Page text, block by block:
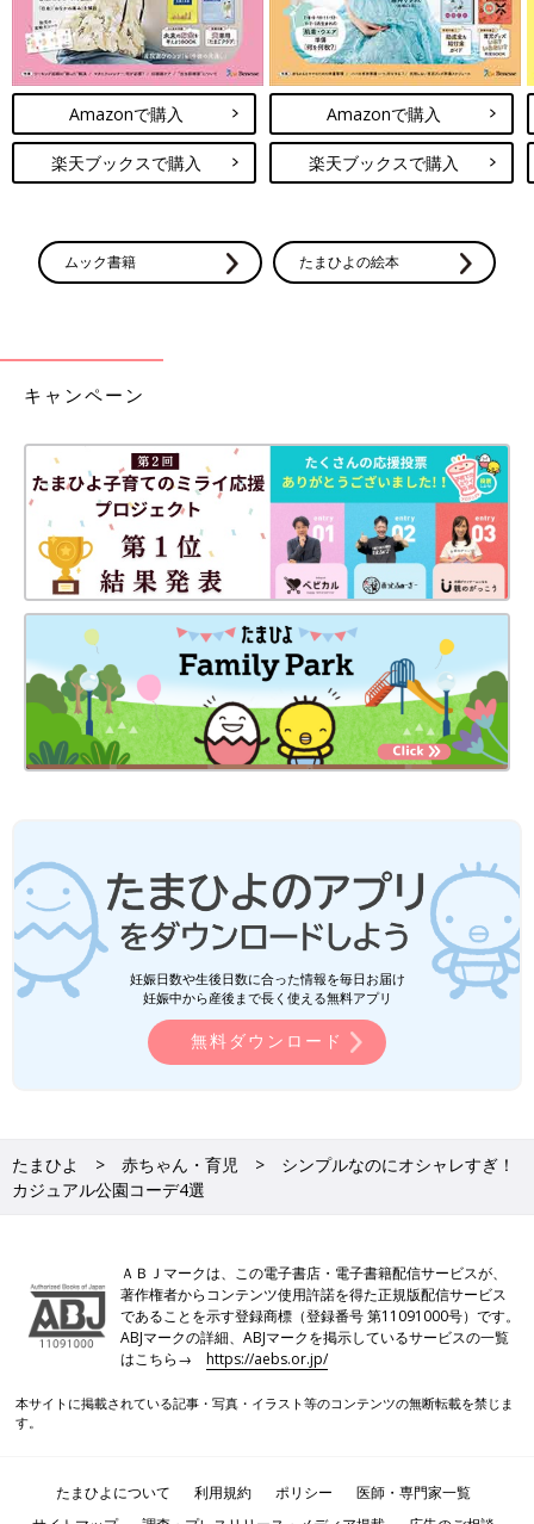
Amazonで購入
楽天ブックスで購入
Amazonで購入
楽天ブックスで購入
ムック書籍 たまひよの絵本
キャンペーン
妊娠日数や生後日数に合った情報を毎日お届け
妊娠中から産後まで長く使える無料アプリ
無料ダウンロード
たまひよ 赤ちゃん・育児
シンプルなのにオシャレすぎ！
カジュアル公園コーデ4選
ＡＢＪマークは、この電子書店・電子書籍配信サービスが、
著作権者からコンテンツ使用許諾を得た正規版配信サービス
であることを示す登録商標（登録番号 第11091000号）です。
ABJマークの詳細、ABJマークを掲示しているサービスの一覧
はこちら→https://aebs.or.jp/
本サイトに掲載されている記事・写真・イラスト等のコンテンツの無断転載を禁じま
す。
たまひよについて 利用規約 ポリシー
医師・専門家一覧